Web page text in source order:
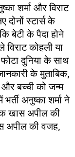
शर्मा और विराट
स्टार्स के
बेटी के पैदा होने
कोहली या
दुनिया के साथ
के मुताबिक,
बच्ची को जन्म
अनुष्का शर्मा‌ ने
खास अपील की
अपील की वजह,